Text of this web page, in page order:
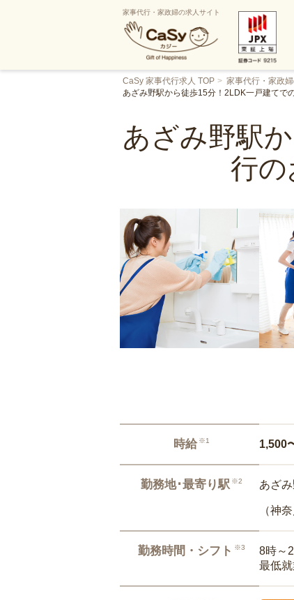
家事代行・家政婦の求人サイト
CaSy 家事代行求人 TOP 家事代行・家政
あざみ野駅から徒歩15分！2LDK一戸建てで
あざみ野駅
行の
時給 ※1 1,500
勤務地･最寄り駅 ※2 あざ
（神
勤務時間・シフト ※3
8時～
最低